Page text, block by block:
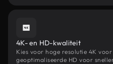
4K- en HD-kwaliteit
Kies voor hoge resolutie 4K
geoptimaliseerde HD voor